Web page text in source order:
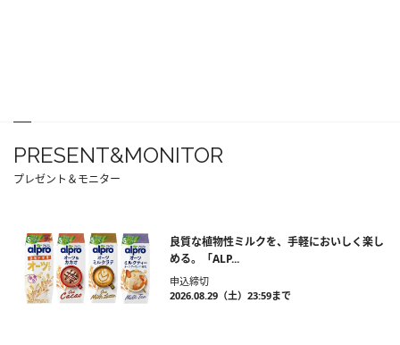
PRESENT&MONITOR
プレゼント＆モニター
良質な植物性ミルクを、手軽においしく楽し
める。「ALP...
申込締切
2026.08.29（土）23:59まで